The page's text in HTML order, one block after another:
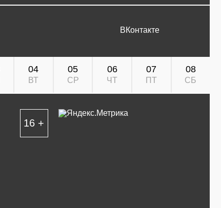
ВКонтакте
04
ВТ
05
СР
06
ЧТ
07
ПТ
08
СБ
16 +